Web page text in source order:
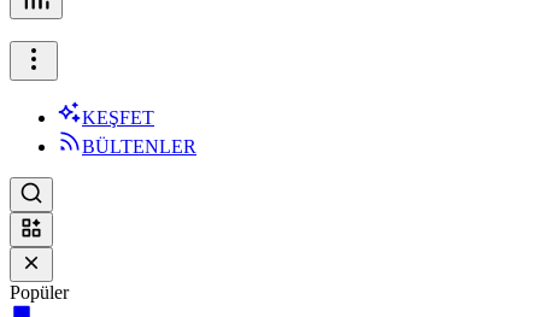
KEŞFET
BÜLTENLER
Popüler